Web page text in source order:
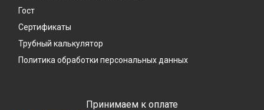
Гост
Сертификаты
Трубный калькулятор
Политика обработки персональных данных
Принимаем к оплате